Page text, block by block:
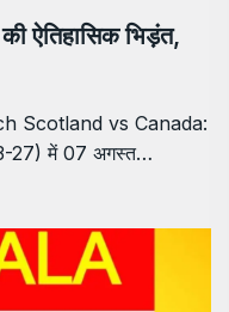
ऐतिहासिक भिड़ंत,
Scotland vs Canada:
27) में 07 अगस्त…